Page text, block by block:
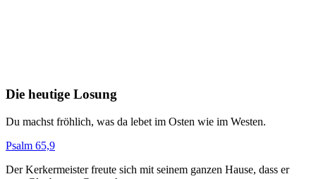
Die heutige Losung
Du machst fröhlich, was da lebet im Osten wie im Westen.
Psalm 65,9
Der Kerkermeister freute sich mit seinem ganzen Hause, dass er